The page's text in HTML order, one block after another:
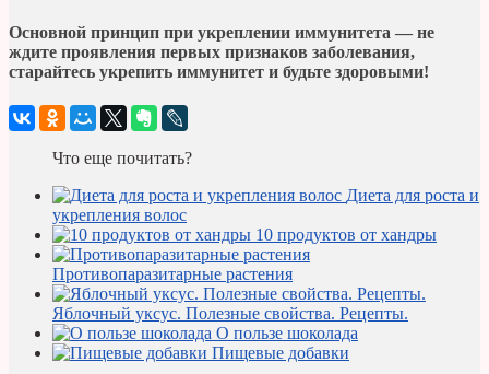
Основной принцип при укреплении иммунитета — не
ждите проявления первых признаков заболевания,
старайтесь укрепить иммунитет и будьте здоровыми!
Что еще почитать?
Диета для роста и
укрепления волос
10 продуктов от хандры
Противопаразитарные растения
Яблочный уксус. Полезные свойства. Рецепты.
О пользе шоколада
Пищевые добавки